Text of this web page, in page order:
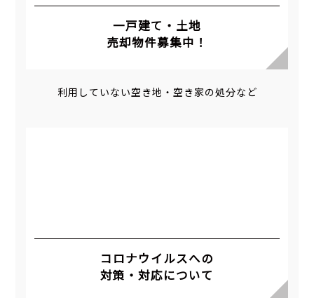
一戸建て・土地
売却物件募集中！
利用していない空き地・空き家の処分など
コロナウイルスへの
対策・対応について